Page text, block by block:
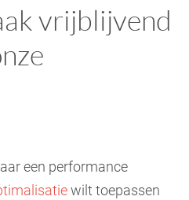
vrijblijvend
een performance
wilt toepassen